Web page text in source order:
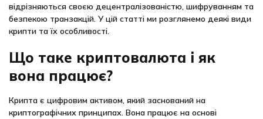
відрізняються своєю децентралізованістю, шифруванням та
безпекою транзакцій. У цій статті ми розглянемо деякі види
крипти та їх особливості.
Що таке криптовалюта і як
вона працює?
Крипта є цифровим активом, який заснований на
криптографічних принципах. Вона працює на основі